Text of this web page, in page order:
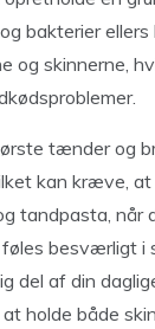
bakterier
og skinnerne,
tænder og
kan kræve, at
tandpasta, når
besværligt i
del af din
holde både